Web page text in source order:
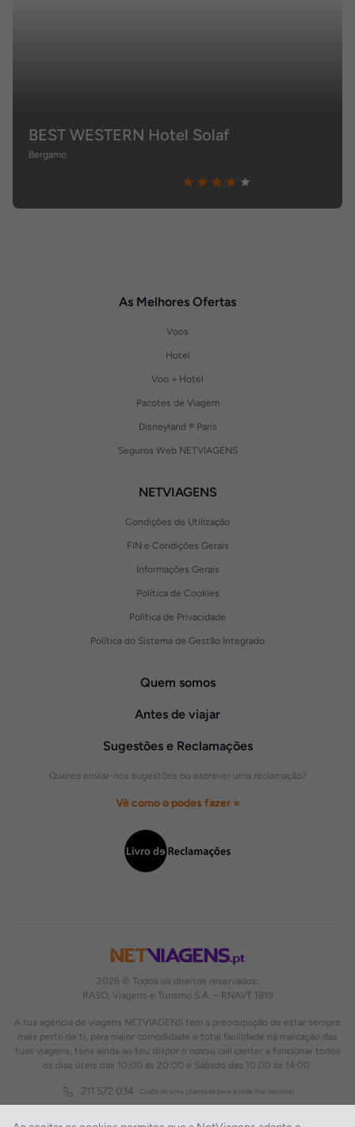
BEST WESTERN Hotel Solaf
Bergamo
2026 © Todos os direitos reservados:
RASO, Viagens e Turismo S.A. – RNAVT 1819
A tua agência de viagens NETVIAGENS tem a preocupação de estar sempre
mais perto de ti, para maior comodidade e total facilidade na marcação das
tuas viagens, tens ainda ao teu dispor o nosso call center a funcionar todos
os dias úteis das 10:00 às 20:00 e Sábado das 10:00 às 14:00.
211 572 034 Custo de uma chamada para a rede fixa nacional
As Melhores Ofertas
Voos
Hotel
Voo + Hotel
Pacotes de Viagem
Disneyland ® Paris
Seguros Web NETVIAGENS
NETVIAGENS
Condições de Utilização
FIN e Condições Gerais
Informações Gerais
Política de Cookies
Política de Privacidade
Política do Sistema de Gestão Integrado
Quem somos
Antes de viajar
Sugestões e Reclamações
Queres enviar-nos sugestões ou escrever uma reclamação?
Vê como o podes fazer »